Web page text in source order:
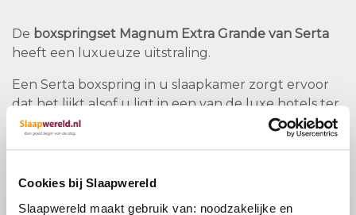
Cookies bij Slaapwereld
Slaapwereld maakt gebruik van: noodzakelijke en
De boxspringset Magnum Extra Grande van Serta
heeft een luxueuze uitstraling.
Een Serta boxspring in u slaapkamer zorgt ervoor
dat het lijkt alsof u ligt in een van de luxe hotels ter
wereld, zoals de Ritz of het Hilton hotel. De Serta
Magnum Extra Grande is een boxspring uit de Serta
handgemaakte luxe boxsprings.
Serta Hoofdbord